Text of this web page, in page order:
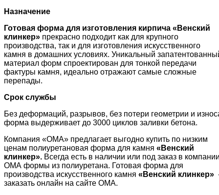
Назначение
Готовая форма для изготовления кирпича « Венский
клинкер» прекрасно подходит как для крупного
производства, так и для изготовления искусственного
камня в домашних условиях. Уникальный
материал форм спроектирован для тонкой передачи
фактуры камня, идеально отражают самые сложные
перепады.
Срок службы
Без деформаций, разрывов, без потери геометрии и
форма выдерживает до 3000 циклов заливки бетона.
Компания «ОМА» предлагает выгодно купить по низким
ценам полиуретановая форма для камня « Венский
клинкер». Всегда есть в наличии или под заказ в
ОМА формы из полиуретана. Готовая форма для
производства искусственного камня « Венский клинкер»
заказать онлайн на сайте ОМА.